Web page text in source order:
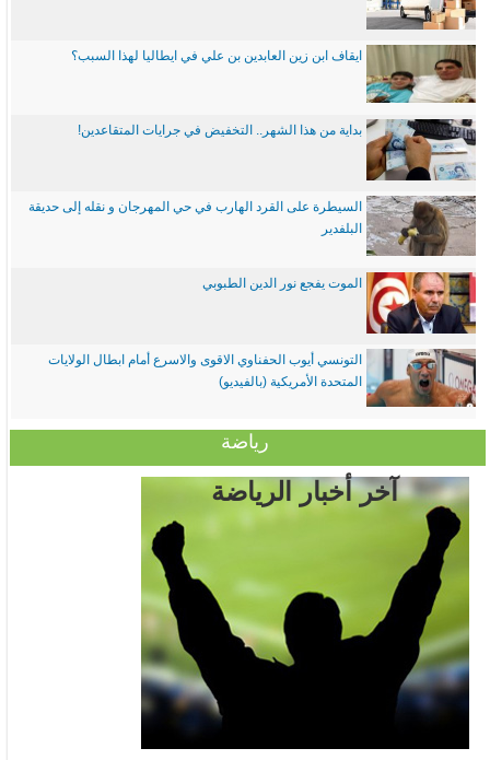
ايقاف ابن زين العابدين بن علي في ايطاليا لهذا السبب؟
بداية من هذا الشهر.. التخفيض في جرايات المتقاعدين!
السيطرة على القرد الهارب في حي المهرجان و نقله إلى حديقة
البلفدير
الموت يفجع نور الدين الطبوبي
التونسي أيوب الحفناوي الاقوى والاسرع أمام ابطال الولايات
المتحدة الأمريكية (بالفيديو)
رياضة
آخر أخبار الرياضة